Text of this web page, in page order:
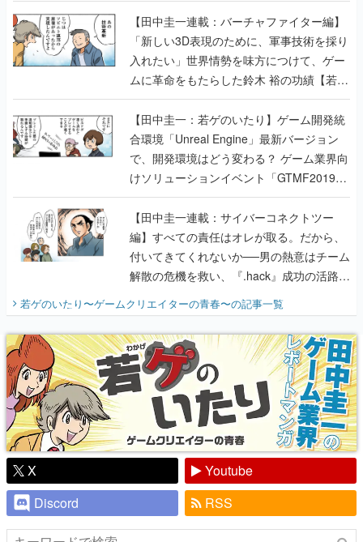
ムに革命をもたらした鈴木 裕の功績【若ゲ
のいたり】
【田中圭一：若ゲのいたり】ゲーム開発統
合環境「Unreal Engine」最新バージョン
で、開発環境はどう変わる？ ゲーム業界向
けソリューションイベント「GTMF2019」
に行って、より理解を深めよう【PR】
【田中圭一連載：サイバーコネクトツー
編】すべての責任はオレが取る。だから、
付いてきてくれないか──男の熱意はチーム
解散の危機を救い、『.hack』成功の活路を
開く。業界の快男児・松山 洋に流れる血は
『少年ジャンプ』色だった【若ゲのいた
り】
若ゲのいたり〜ゲームクリエイターの青春〜の記事一覧
X
Youtube
Discord
RSS
ピックアップ